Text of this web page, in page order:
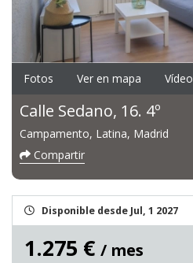
Fotos Ver en mapa Vídeo
Calle Sedano, 16. 4º
Campamento, Latina, Madrid
Compartir
Disponible desde Jul, 1 2027
1.275 € / mes